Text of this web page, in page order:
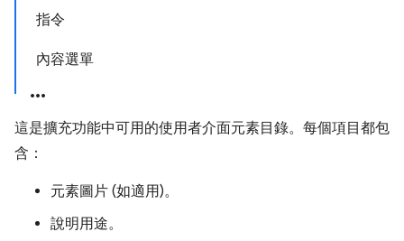
指令
內容選單
這是擴充功能中可用的使用者介面元素目錄。每個項目都包
含：
元素圖片 (如適用)。
說明用途。